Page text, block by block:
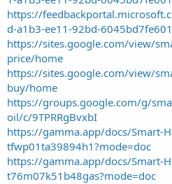
https://
d-a1b3-ee11-92bd-6045bd7fe601
https://sites.google.com/view/
price/home
https://sites.google.com/view/
buy/home
https://groups.google.com/g/
oil/c/9TPRRgBvxbI
https://gamma.app/docs/Smart-
tfwp01ta39894h1?mode=doc
https://gamma.app/docs/Smart-
t76m07k51b48gas?mode=doc